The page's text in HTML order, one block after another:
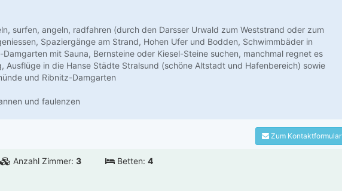
surfen, angeln, radfahren (durch den Darsser Urwald zum Weststrand oder zum
Spaziergänge am Strand, Hohen Ufer und Bodden, Schwimmbäder in
mit Sauna, Bernsteine oder Kiesel-Steine suchen, manchmal regnet es
Ausflüge in die Hanse Städte Stralsund (schöne Altstadt und Hafenbereich) sowie
und Ribnitz-Damgarten
und faulenzen
Zum Kontaktformular
Anzahl Zimmer: 3 Betten: 4